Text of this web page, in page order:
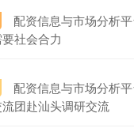
配资信息与市场分析
社会合力
配资信息与市场分析
团赴汕头调研交流